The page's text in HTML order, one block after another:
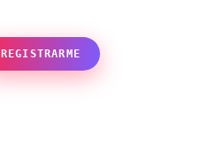
REGISTRARME